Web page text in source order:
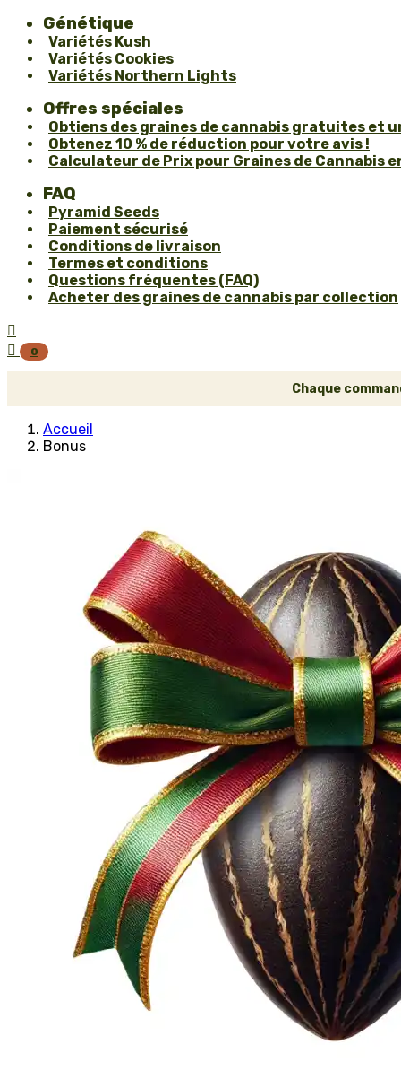
Génétique
Variétés Kush
Variétés Cookies
Variétés Northern Lights
Offres spéciales
Obtiens des graines de cannabis gratuites et
Obtenez 10 % de réduction pour votre avis !
Calculateur de Prix pour Graines de Cannabis
FAQ
Pyramid Seeds
Paiement sécurisé
Conditions de livraison
Termes et conditions
Questions fréquentes (FAQ)
Acheter des graines de cannabis par collection


0
Chaque
Accueil
Bonus